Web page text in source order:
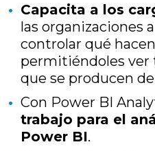
Capacita a los
las organizaciones
controlar qué
permitiéndoles ver
que se producen
Con Power BI
trabajo para el
Power BI.